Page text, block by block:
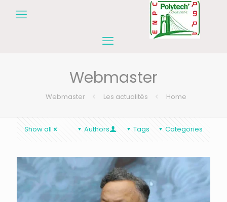
Webmaster
Home
Les actualités
Webmaster
Categories
Tags
Authors
Show all